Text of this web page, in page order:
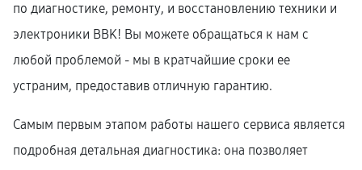
по диагностике, ремонту, и восстановлению техники и
электроники BBK! Вы можете обращаться к нам с
любой проблемой - мы в кратчайшие сроки ее
устраним, предоставив отличную гарантию.
Самым первым этапом работы нашего сервиса является
подробная детальная диагностика: она позволяет